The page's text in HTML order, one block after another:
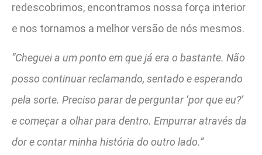
redescobrimos, encontramos nossa força interior
e nos tornamos a melhor versão de nós mesmos.
“Cheguei a um ponto em que já era o bastante. Não
posso continuar reclamando, sentado e esperando
pela sorte. Preciso parar de perguntar ‘por que eu?’
e começar a olhar para dentro. Empurrar através da
dor e contar minha história do outro lado.”